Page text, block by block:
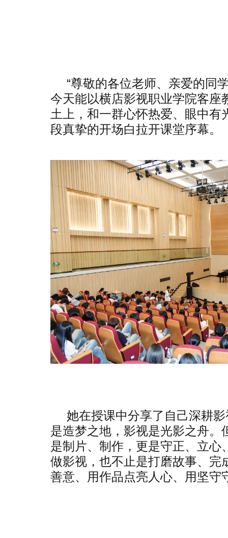
“尊敬的各位老师、亲爱的同
今天能以横店影视职业学院客座
土上，和一群心怀热爱、眼中有
段真挚的开场白拉开课堂序幕。
她在授课中分享了自己深耕
是造梦之地，影视是光影之舟。
是制片、制作，更是守正、立心
做影视，也不止是打磨故事、完
善意、用作品点亮人心、用坚守